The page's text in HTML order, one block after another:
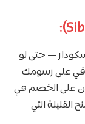
— حتى لو
على رسومك
على الخصم في
القليلة التي